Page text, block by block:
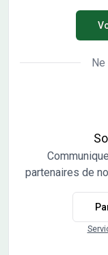
constructeurs et
l'aménageur, pas
partenaires de